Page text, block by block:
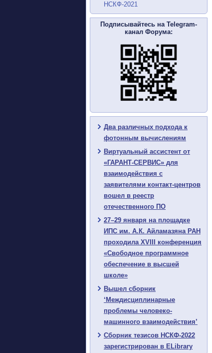
НСКФ-2021
Подписывайтесь на Telegram-
канал Форума:
Два различных подхода к
фотонным вычислениям
Виртуальный ассистент от
«ГАРАНТ-СЕРВИС» для
взаимодействия с
заявителями контакт-центров
вошел в реестр
отечественного ПО
27–29 января на площадке
ИПС им. А.К. Айламазяна РАН
проходила XVIII конференция
«Свободное программное
обеспечение в высшей
школе»
Вышел сборник
‘Междисциплинарные
проблемы человеко-
машинного взаимодействия’
Сборник тезисов НСКФ-2022
зарегистрирован в ELibrary